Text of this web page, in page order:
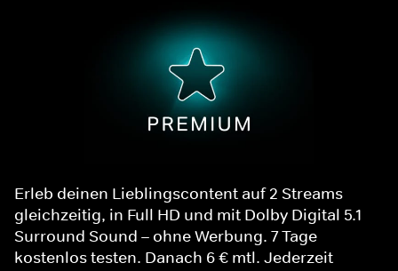
Erleb deinen Lieblingscontent auf 2 Streams
gleichzeitig, in Full HD und mit Dolby Digital 5.1
Surround Sound – ohne Werbung. 7 Tage
kostenlos testen. Danach 6 € mtl. Jederzeit